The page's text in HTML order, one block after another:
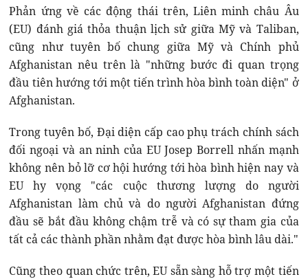
Phản ứng về các động thái trên, Liên minh châu Âu
(EU) đánh giá thỏa thuận lịch sử giữa Mỹ và Taliban,
cũng như tuyên bố chung giữa Mỹ và Chính phủ
Afghanistan nêu trên là "những bước đi quan trọng
đầu tiên hướng tới một tiến trình hòa bình toàn diện" ở
Afghanistan.
Trong tuyên bố, Đại diện cấp cao phụ trách chính sách
đối ngoại và an ninh của EU Josep Borrell nhấn mạnh
không nên bỏ lỡ cơ hội hướng tới hòa bình hiện nay và
EU hy vọng "các cuộc thương lượng do người
Afghanistan làm chủ và do người Afghanistan đứng
đầu sẽ bắt đầu không chậm trễ và có sự tham gia của
tất cả các thành phần nhằm đạt được hòa bình lâu dài."
Cũng theo quan chức trên, EU sẵn sàng hỗ trợ một tiến